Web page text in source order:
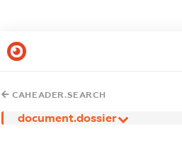
CAHEADER.SEARCH
document.dossier